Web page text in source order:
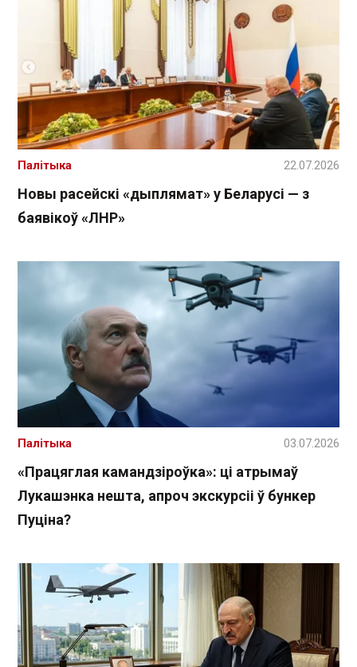
Новы расейскі «дыплямат» у Беларусі — з
баявікоў «ЛНР»
Палітыка 22.07.2026
«Працяглая камандзіроўка»: ці атрымаў
Лукашэнка нешта, апроч экскурсіі ў бункер
Пуціна?
Палітыка 03.07.2026